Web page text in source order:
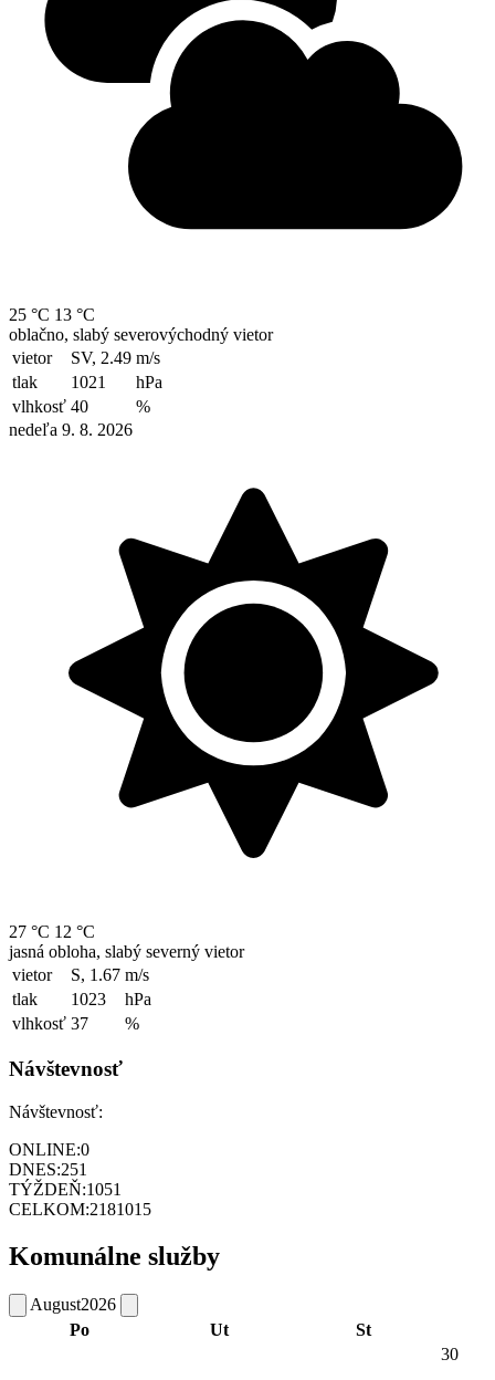
25 °C 13 °C
oblačno, slabý severovýchodný vietor
vietor
SV, 2.49 m/s
tlak
1021
hPa
vlhkosť 40
%
nedeľa 9. 8. 2026
27 °C 12 °C
jasná obloha, slabý severný vietor
vietor
S, 1.67 m/s
tlak
1023
hPa
vlhkosť 37 %
Návštevnosť
Návštevnosť:
ONLINE:0
DNES:251
TÝŽDEŇ:1051
CELKOM:2181015
Komunálne služby
August2026
Po
Ut St
30